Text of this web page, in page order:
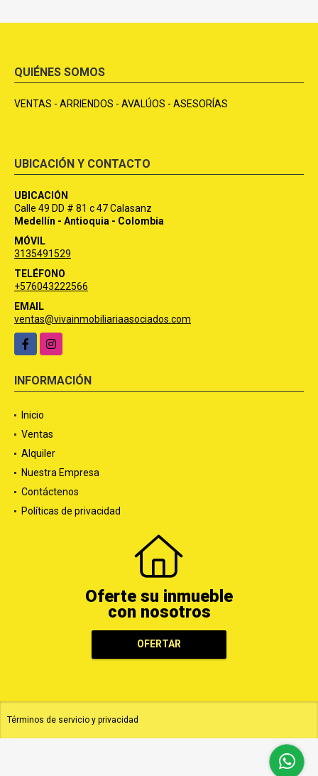
QUIÉNES SOMOS
VENTAS - ARRIENDOS - AVALÚOS - ASESORÍAS
UBICACIÓN Y CONTACTO
UBICACIÓN
Calle 49 DD # 81 c 47 Calasanz
Medellín - Antioquia - Colombia
MÓVIL
3135491529
TELÉFONO
+576043222566
EMAIL
ventas@vivainmobiliariaasociados.com
FacebookInstagram
INFORMACIÓN
Inicio
Ventas
Alquiler
Nuestra Empresa
Contáctenos
Políticas de privacidad
Oferte su inmueble
con nosotros
OFERTAR
Términos de servicio y privacidad